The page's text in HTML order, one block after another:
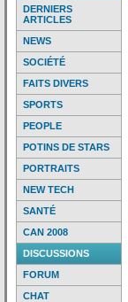
DERNIERS
ARTICLES
NEWS
SOCIÉTÉ
FAITS DIVERS
SPORTS
PEOPLE
POTINS DE STARS
PORTRAITS
NEW TECH
SANTÉ
CAN 2008
DISCUSSIONS
FORUM
CHAT